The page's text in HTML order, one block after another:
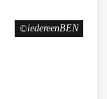
iedereenBEN